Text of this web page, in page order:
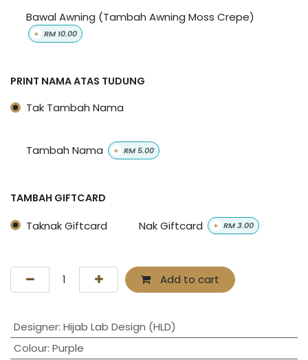
Bawal Awning (Tambah Awning Moss Crepe)
+ RM 10.00
PRINT NAMA ATAS TUDUNG
Tak Tambah Nama
Tambah Nama + RM5.00
TAMBAH GIFTCARD
Taknak Giftcard Nak Giftcard + RM3.00
Add to cart
Designer: Hijab Lab Design (HLD)
Colour: Purple